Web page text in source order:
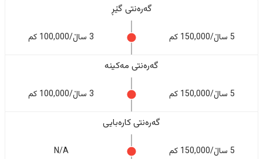
گەرەنتی گێڕ
5 ساڵ/150,000 کم 3 ساڵ/100,000 کم
گەرەنتی مەکینە
5 ساڵ/150,000 کم 3 ساڵ/100,000 کم
گەرەنتی کارەبایی
5 ساڵ/150,000 کم N/A